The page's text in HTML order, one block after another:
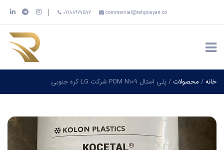
commercial@rahpouyan.co
02188977577
خانه/ محصولات /پلی استال POM N109 شرکت LG کره جنوبی